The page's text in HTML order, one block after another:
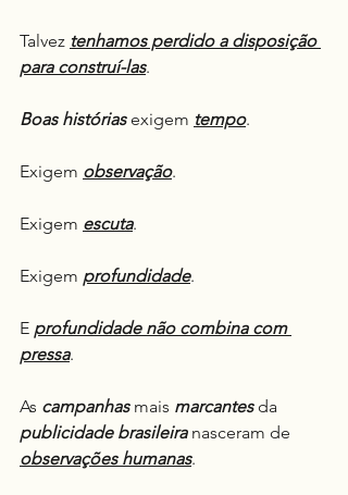
Talvez tenhamos perdido a disposição
para construí-las.
Boas histórias exigem tempo.
Exigem observação.
Exigem escuta.
Exigem profundidade.
E profundidade não combina com
pressa.
As campanhas mais marcantes da
publicidade brasileira nasceram de
observações humanas.